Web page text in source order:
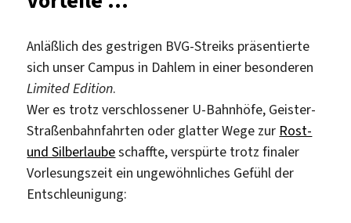
Anläßlich des gestrigen BVG-Streiks präsentierte
sich unser Campus in Dahlem in einer besonderen
Limited Edition.
Wer es trotz verschlossener U-Bahnhöfe, Geister-
Straßenbahnfahrten oder glatter Wege zur Rost-
und Silberlaubeschaffte, verspürte trotz finaler
Vorlesungszeit ein ungewöhnliches Gefühl der
Entschleunigung: